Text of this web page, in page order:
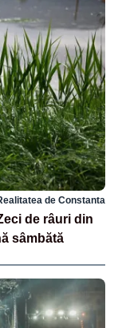
de Constanta
de râuri din
sâmbătă